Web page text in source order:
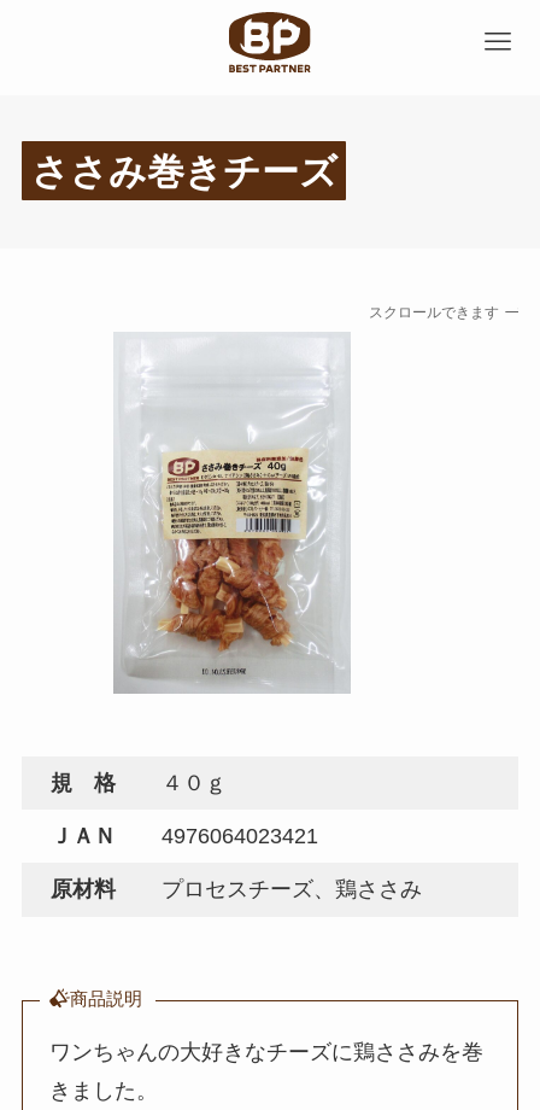
ささみ巻きチーズ
スクロールできます
規 格 ４０ｇ
ＪＡＮ 4976064023421
原材料 プロセスチーズ、鶏ささみ
商品説明
ワンちゃんの大好きなチーズに鶏ささみを巻
きました。